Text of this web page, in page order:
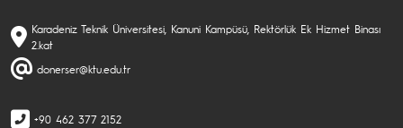
Karadeniz Teknik Üniversitesi, Kanuni Kampüsü, Rektörlük Ek Hizmet Binası
2.kat
donerser@ktu.edu.tr
+90 462 377 2152